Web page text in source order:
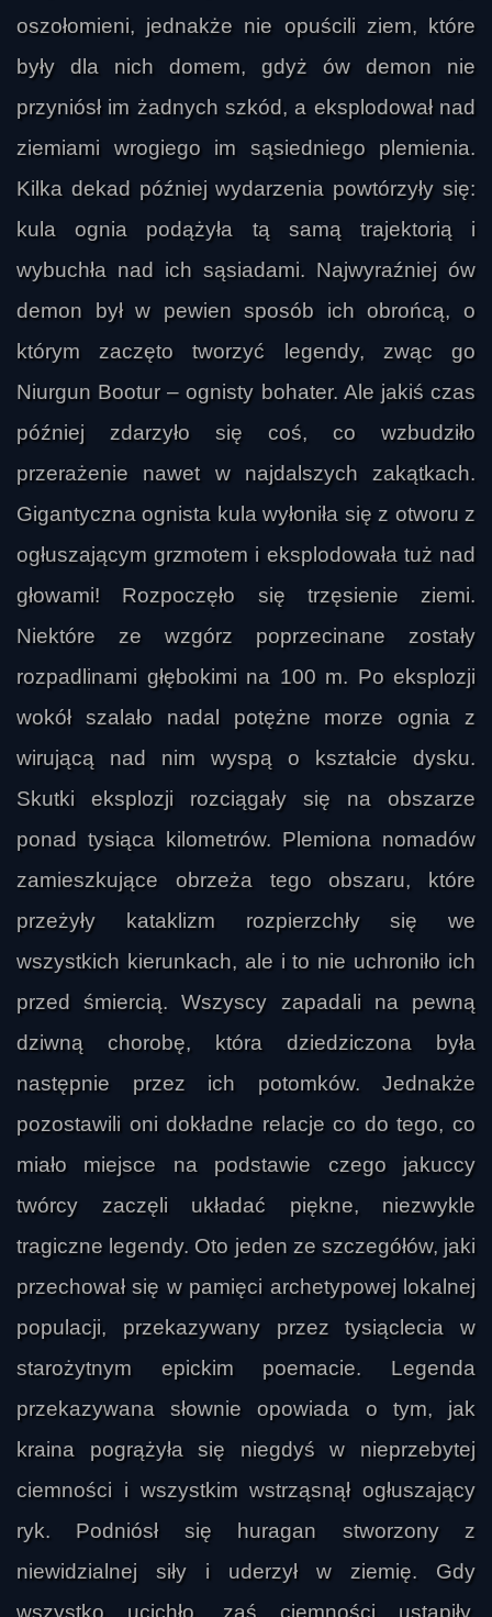
oszołomieni, jednakże nie opuścili ziem, które
były dla nich domem, gdyż ów demon nie
przyniósł im żadnych szkód, a eksplodował nad
ziemiami wrogiego im sąsiedniego plemienia.
Kilka dekad później wydarzenia powtórzyły się:
kula ognia podążyła tą samą trajektorią i
wybuchła nad ich sąsiadami. Najwyraźniej ów
demon był w pewien sposób ich obrońcą, o
którym zaczęto tworzyć legendy, zwąc go
Niurgun Bootur – ognisty bohater. Ale jakiś czas
później zdarzyło się coś, co wzbudziło
przerażenie nawet w najdalszych zakątkach.
Gigantyczna ognista kula wyłoniła się z otworu z
ogłuszającym grzmotem i eksplodowała tuż nad
głowami! Rozpoczęło się trzęsienie ziemi.
Niektóre ze wzgórz poprzecinane zostały
rozpadlinami głębokimi na 100 m. Po eksplozji
wokół szalało nadal potężne morze ognia z
wirującą nad nim wyspą o kształcie dysku.
Skutki eksplozji rozciągały się na obszarze
ponad tysiąca kilometrów. Plemiona nomadów
zamieszkujące obrzeża tego obszaru, które
przeżyły kataklizm rozpierzchły się we
wszystkich kierunkach, ale i to nie uchroniło ich
przed śmiercią. Wszyscy zapadali na pewną
dziwną chorobę, która dziedziczona była
następnie przez ich potomków. Jednakże
pozostawili oni dokładne relacje co do tego, co
miało miejsce na podstawie czego jakuccy
twórcy zaczęli układać piękne, niezwykle
tragiczne legendy. Oto jeden ze szczegółów, jaki
przechował się w pamięci archetypowej lokalnej
populacji, przekazywany przez tysiąclecia w
starożytnym epickim poemacie. Legenda
przekazywana słownie opowiada o tym, jak
kraina pogrążyła się niegdyś w nieprzebytej
ciemności i wszystkim wstrząsnął ogłuszający
ryk. Podniósł się huragan stworzony z
niewidzialnej siły i uderzył w ziemię. Gdy
wszystko ucichło, zaś ciemności ustąpiły,